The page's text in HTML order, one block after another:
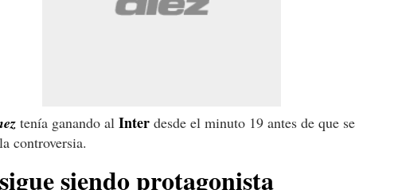
tenía ganando al Inter desde el minuto 19 antes de que se
controversia.
siendo protagonista